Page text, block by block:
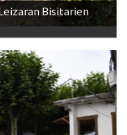
Bisitarien